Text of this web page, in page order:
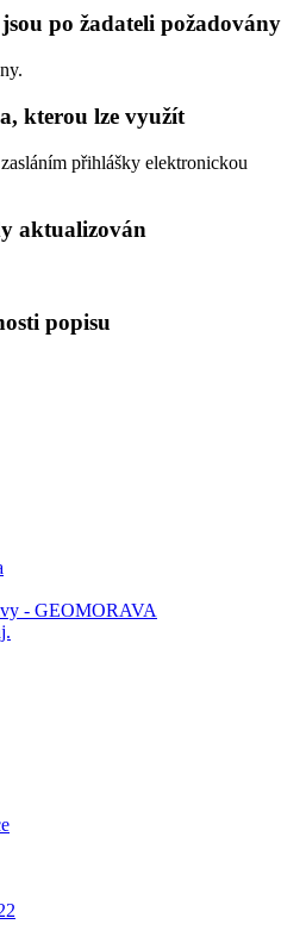
po žadateli požadovány
kterou lze využít
přihlášky elektronickou
aktualizován
popisu
- GEOMORAVA